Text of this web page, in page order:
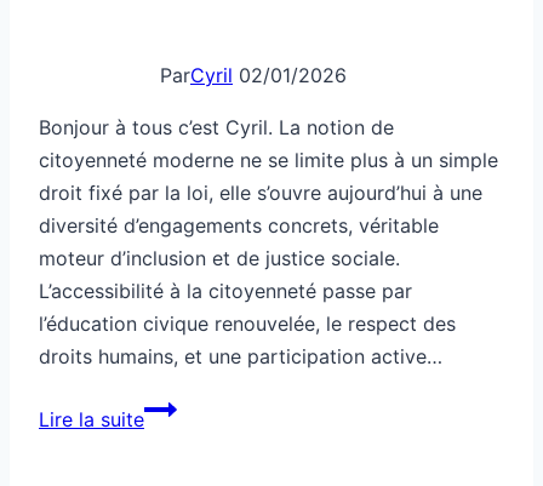
ParCyril 02/01/2026
Bonjour à tous c’est Cyril. La notion de
citoyenneté moderne ne se limite plus à un simple
droit fixé par la loi, elle s’ouvre aujourd’hui à une
diversité d’engagements concrets, véritable
moteur d’inclusion et de justice sociale.
L’accessibilité à la citoyenneté passe par
l’éducation civique renouvelée, le respect des
droits humains, et une participation active…
Lire la suiteCitoyenneté